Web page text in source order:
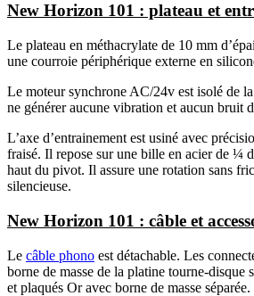
New Horizon 101 : plateau et
Le plateau en méthacrylate de 10 mm
une courroie périphérique externe en
Le moteur synchrone AC/24v est isolé de la
ne générer aucune vibration et aucun bruit
L’axe d’entrainement est usiné avec
fraisé. Il repose sur une bille en acier de ¼
haut du pivot. Il assure une rotation sans
silencieuse.
New Horizon 101 : câble et
Le câble phono est détachable. Les
borne de masse de la platine tourne-disque
et plaqués Or avec borne de masse séparée.